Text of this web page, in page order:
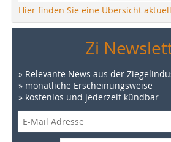
Hier finden Sie eine Übersicht
Zi
» Relevante News aus der
» monatliche Erscheinungsweise
» kostenlos und jederzeit kündbar